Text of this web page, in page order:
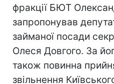
фракції БЮТ
запропонував
займаної посади
Олеся Довгого. За
також повинна
звільнення